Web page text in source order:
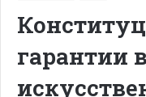
гарантии